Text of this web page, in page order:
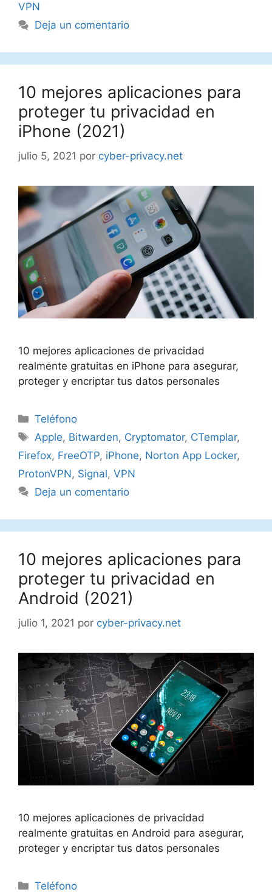
VPN
Deja un comentario
10 mejores aplicaciones para
proteger tu privacidad en
iPhone (2021)
julio 5, 2021 por cyber-privacy.net
10 mejores aplicaciones de privacidad
realmente gratuitas en iPhone para asegurar,
proteger y encriptar tus datos personales
Categorías
Teléfono
Etiquetas
Apple, Bitwarden, Cryptomator, CTemplar,
Firefox, FreeOTP, iPhone, Norton App Locker,
ProtonVPN, Signal, VPN
Deja un comentario
10 mejores aplicaciones para
proteger tu privacidad en
Android (2021)
julio 1, 2021 por cyber-privacy.net
10 mejores aplicaciones de privacidad
realmente gratuitas en Android para asegurar,
proteger y encriptar tus datos personales
Categorías
Teléfono